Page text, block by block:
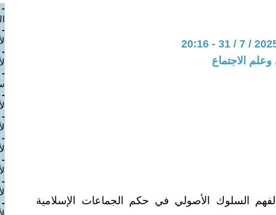
الاجتماع
السلوك الأصولي في حكم الجماعات الإسلامية
-
-
-
-
-
-
-
-
-
-